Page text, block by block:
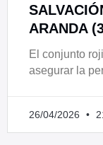
ARANDA
El conjunto
asegurar la
26/04/2026